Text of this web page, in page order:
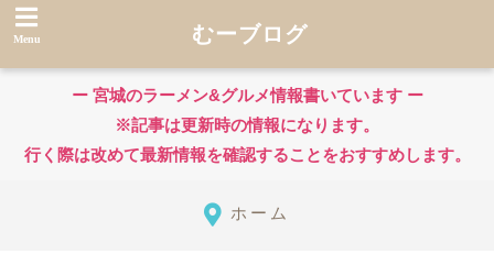
むーブログ
ー 宮城のラーメン&グルメ情報書いています ー
※記事は更新時の情報になります。
行く際は改めて最新情報を確認することをおすすめします。
ホーム